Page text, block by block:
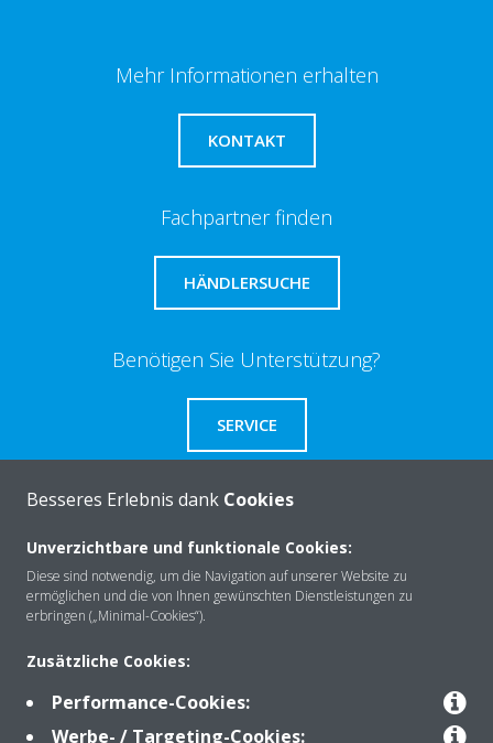
Mehr Informationen erhalten
KONTAKT
Fachpartner finden
HÄNDLERSUCHE
Benötigen Sie Unterstützung?
SERVICE
Über Daikin
Kontakt
Besseres Erlebnis dank Cookies
Unverzichtbare und funktionale Cookies:
Diese sind notwendig, um die Navigation auf unserer Website zu
ermöglichen und die von Ihnen gewünschten Dienstleistungen zu
erbringen („Minimal-Cookies“).
Zusätzliche Cookies:
Performance-Cookies:
Werbe- / Targeting-Cookies: